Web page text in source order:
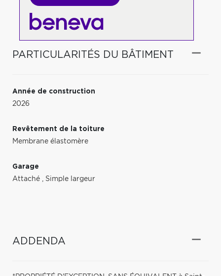
PARTICULARITÉS DU BÂTIMENT
Année de construction
2026
Revêtement de la toiture
Membrane élastomère
Garage
Attaché , Simple largeur
ADDENDA